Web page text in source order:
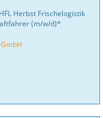
Herbst Frischelogistik
(m/w/d)*